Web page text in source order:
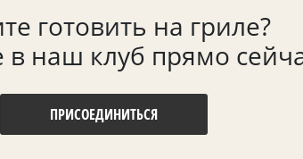
готовить на гриле?
в наш клуб прямо
ПРИСОЕДИНИТЬСЯ